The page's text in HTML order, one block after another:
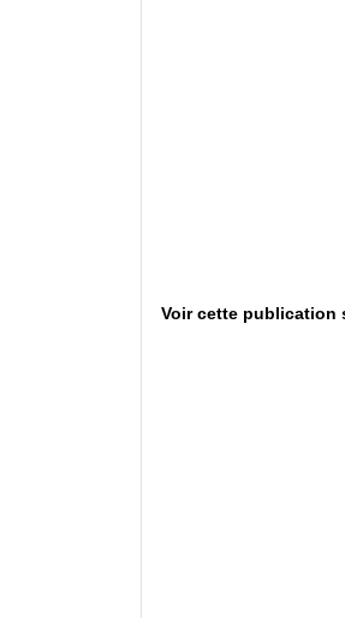
Voir cette publication